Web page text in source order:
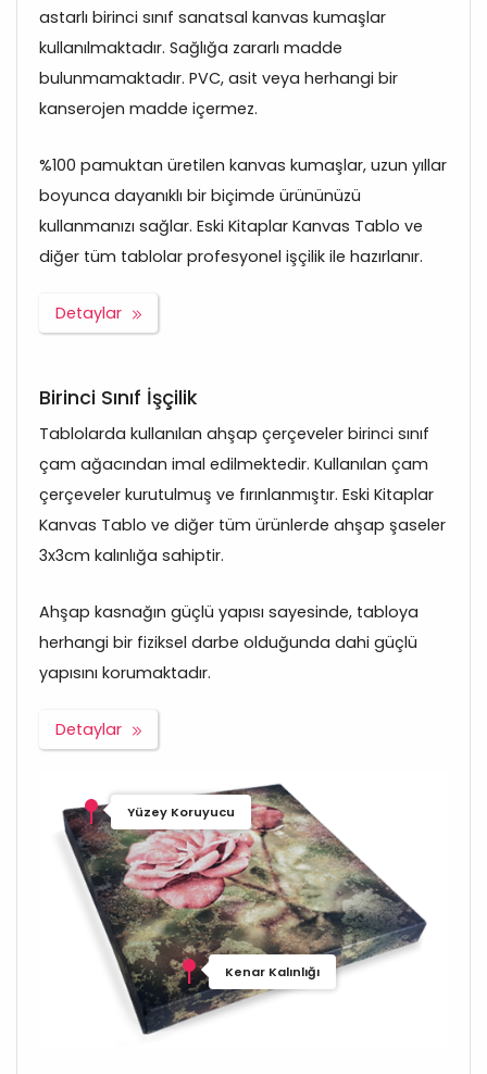
astarlı birinci sınıf sanatsal kanvas kumaşlar
kullanılmaktadır. Sağlığa zararlı madde
bulunmamaktadır. PVC, asit veya herhangi bir
kanserojen madde içermez.
%100 pamuktan üretilen kanvas kumaşlar, uzun yıllar
boyunca dayanıklı bir biçimde ürününüzü
kullanmanızı sağlar. Eski Kitaplar Kanvas Tablo ve
diğer tüm tablolar profesyonel işçilik ile hazırlanır.
Detaylar
Birinci Sınıf İşçilik
Tablolarda kullanılan ahşap çerçeveler birinci sınıf
çam ağacından imal edilmektedir. Kullanılan çam
çerçeveler kurutulmuş ve fırınlanmıştır. Eski Kitaplar
Kanvas Tablo ve diğer tüm ürünlerde ahşap şaseler
3x3cm kalınlığa sahiptir.
Ahşap kasnağın güçlü yapısı sayesinde, tabloya
herhangi bir fiziksel darbe olduğunda dahi güçlü
yapısını korumaktadır.
Detaylar
Yüzey Koruyucu
Kenar Kalınlığı